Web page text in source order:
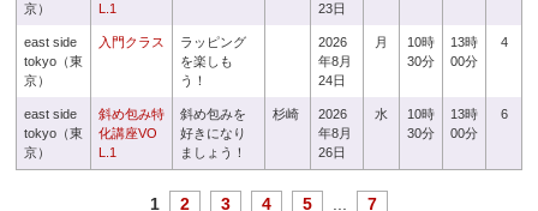
京）
L.1
23日
east side
tokyo（東
京）
入門クラス
ラッピング
を楽しも
う！
2026
年8月
24日
月
10時
30分
13時
00分
4
east side
tokyo（東
京）
斜め包み特
化講座VO
L.1
斜め包みを
好きになり
ましょう！
杉崎
2026
年8月
26日
水
10時
30分
13時
00分
6
1 2 3 4 5 7